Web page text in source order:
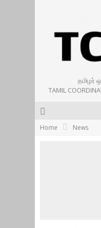
தமிழர்
TAMIL
Home News